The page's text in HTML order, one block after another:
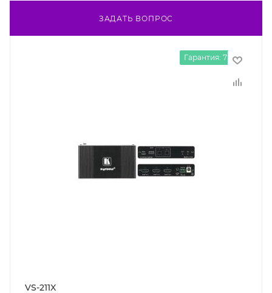
ЗАДАТЬ ВОПРОС
Гарантия: 7 лет
VS-211X